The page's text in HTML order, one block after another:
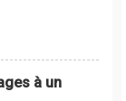
à un